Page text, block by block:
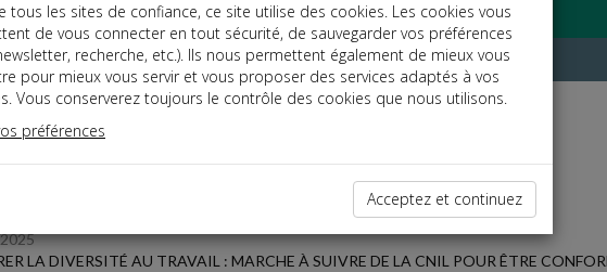
dernières dépêches
LA DIVERSITÉ AU TRAVAIL : MARCHE À SUIVRE DE LA CNIL POUR ÊTRE
tous les sites de confiance, ce site utilise des cookies. Les cookies vous
de vous connecter en tout sécurité, de sauvegarder vos préférences
recherche, etc.). Ils nous permettent également de mieux vous
pour mieux vous servir et vous proposer des services adaptés à vos
Vous conserverez toujours le contrôle des cookies que nous utilisons.
préférences
Acceptez et continuez